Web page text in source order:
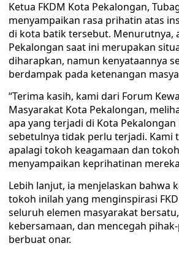
Ketua FKDM Kota Pekalongan,
menyampaikan rasa prihatin atas
di kota batik tersebut. Menurutnya,
Pekalongan saat ini merupakan
diharapkan, namun kenyataannya
berdampak pada ketenangan
“Terima kasih, kami dari Forum
Masyarakat Kota Pekalongan,
apa yang terjadi di Kota
sebetulnya tidak perlu terjadi. Kami
apalagi tokoh keagamaan dan
menyampaikan keprihatinan
Lebih lanjut, ia menjelaskan bahwa
tokoh inilah yang menginspirasi
seluruh elemen masyarakat
kebersamaan, dan mencegah
berbuat onar.